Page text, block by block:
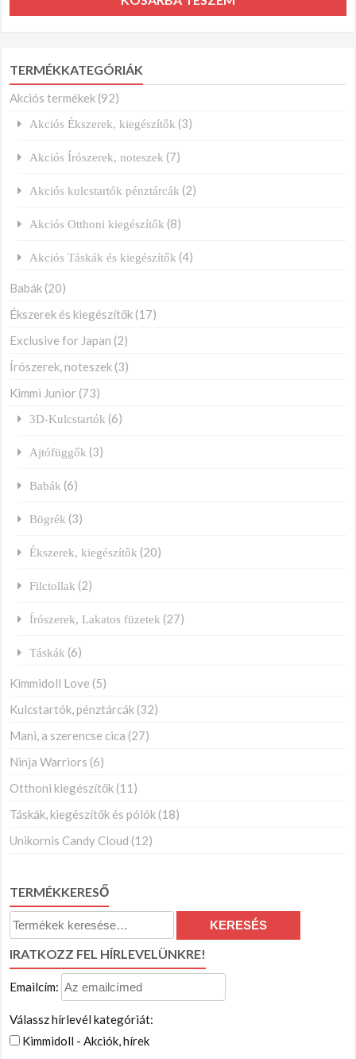
TERMÉKKATEGÓRIÁK
Akciós termékek (92)
Akciós Ékszerek, kiegészítők (3)
Akciós Írószerek, noteszek (7)
Akciós kulcstartók pénztárcák (2)
Akciós Otthoni kiegészítők (8)
Akciós Táskák és kiegészítők (4)
Babák (20)
Ékszerek és kiegészítők (17)
Exclusive for Japan (2)
Írószerek, noteszek (3)
Kimmi Junior (73)
3D-Kulcstartók (6)
Ajtófüggők (3)
Babák (6)
Bögrék (3)
Ékszerek, kiegészítők (20)
Filctollak (2)
Írószerek, Lakatos füzetek (27)
Táskák (6)
Kimmidoll Love (5)
Kulcstartók, pénztárcák (32)
Mani, a szerencse cica (27)
Ninja Warriors (6)
Otthoni kiegészítők (11)
Táskák, kiegészítők és pólók (18)
Unikornis Candy Cloud (12)
TERMÉKKERESŐ
Keresés
a
következőre:
KERESÉS
IRATKOZZ FEL HÍRLEVELÜNKRE!
Emailcím:
Válassz hírlevél kategóriát:
Kimmidoll - Akciók, hírek